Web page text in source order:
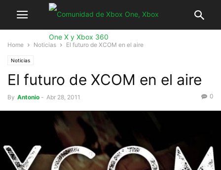
Home Noticias El futuro de XCOM en el aire
Noticias
El futuro de XCOM en el aire
By Antonio - Abr 28, 2011 0